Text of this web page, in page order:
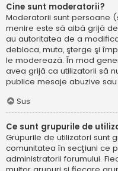
Cine sunt moderatorii?
Moderatorii sunt persoane
menire este să aibă grijă
au autoritatea de a
debloca, muta, şterge şi
le moderează. În mod
avea grijă ca utilizatorii să
publice mesaje abuzive
Sus
Ce sunt grupurile de
Grupurile de utilizatori sunt
comunitatea în secţiuni ce
administratorii forumului.